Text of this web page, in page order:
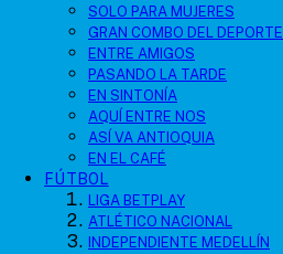
SOLO PARA MUJERES
GRAN COMBO DEL DEPORTE
ENTRE AMIGOS
PASANDO LA TARDE
EN SINTONÍA
AQUÍ ENTRE NOS
ASÍ VA ANTIOQUIA
EN EL CAFÉ
FÚTBOL
LIGA BETPLAY
ATLÉTICO NACIONAL
INDEPENDIENTE MEDELLÍN